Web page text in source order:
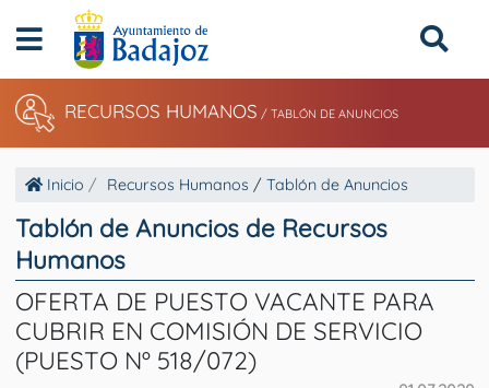
RECURSOS HUMANOS / TABLÓN DE ANUNCIOS
Inicio Recursos Humanos / Tablón de Anuncios
Tablón de Anuncios de Recursos
Humanos
OFERTA DE PUESTO VACANTE PARA
CUBRIR EN COMISIÓN DE SERVICIO
(PUESTO Nº 518/072)